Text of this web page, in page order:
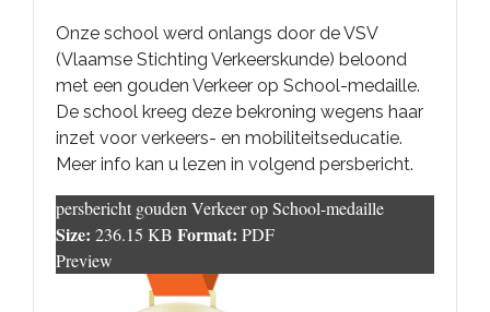
Onze school werd onlangs door de VSV
(Vlaamse Stichting Verkeerskunde) beloond
met een gouden Verkeer op School-medaille.
De school kreeg deze bekroning wegens haar
inzet voor verkeers- en mobiliteitseducatie.
Meer info kan u lezen in volgend persbericht.
persbericht gouden Verkeer op School-medaille
Size: 236.15 KB Format: PDF
Preview